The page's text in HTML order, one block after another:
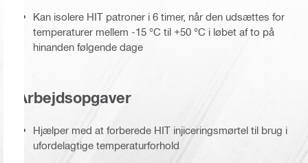
Kan isolere HIT patroner i 6 timer, når den udsættes for
temperaturer mellem -15 °C til +50 °C i løbet af to på
hinanden følgende dage
Arbejdsopgaver
Hjælper med at forberede HIT injiceringsmørtel til brug i
ufordelagtige temperaturforhold